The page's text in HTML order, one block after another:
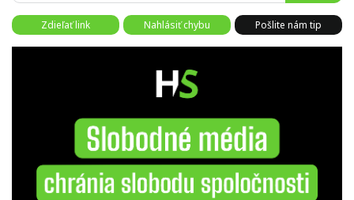
Zdieľať link Nahlásiť chybu Pošlite nám tip